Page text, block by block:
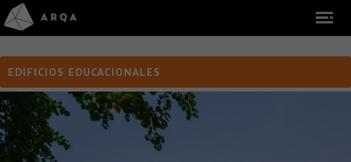
EDIFICIOS EDUCACIONALES